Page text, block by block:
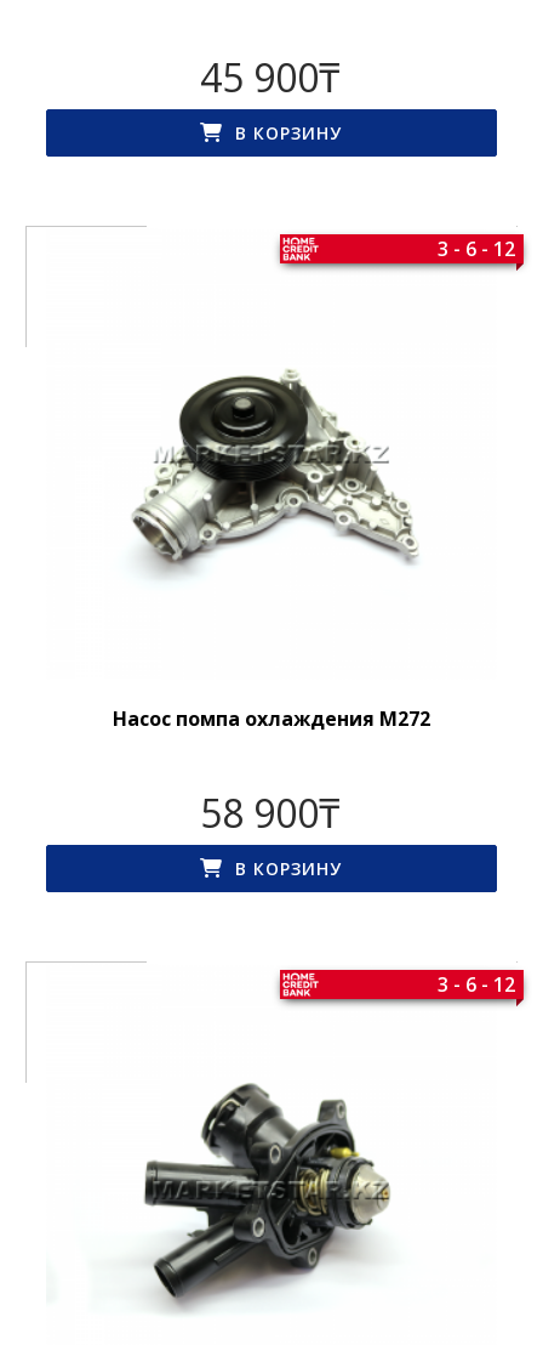
45 900₸
В КОРЗИНУ
Насос помпа охлаждения M272
3 - 6 - 12
58 900₸
В КОРЗИНУ
3 - 6 - 12